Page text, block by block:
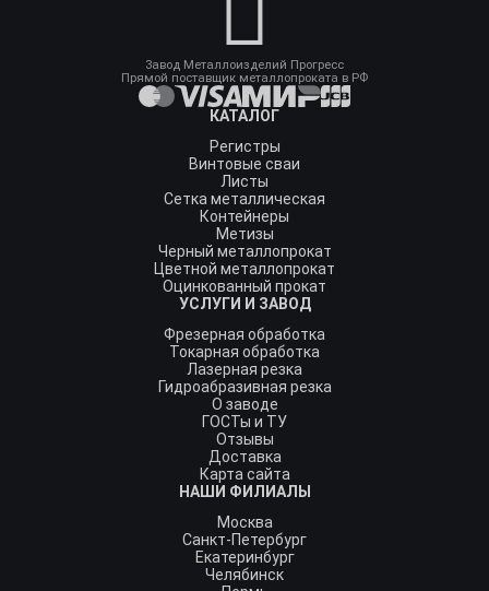
Завод Металлоизделий Прогресс
Прямой поставщик металлопроката в РФ
КАТАЛОГ
Регистры
Винтовые сваи
Листы
Сетка металлическая
Контейнеры
Метизы
Черный металлопрокат
Цветной металлопрокат
Оцинкованный прокат
УСЛУГИ И ЗАВОД
Фрезерная обработка
Токарная обработка
Лазерная резка
Гидроабразивная резка
О заводе
ГОСТы и ТУ
Отзывы
Доставка
Карта сайта
НАШИ ФИЛИАЛЫ
Москва
Санкт-Петербург
Екатеринбург
Челябинск